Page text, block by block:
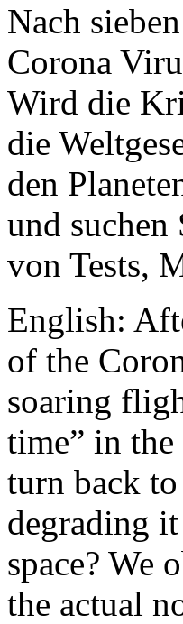
Nach
Corona
Wird die
die
den
und suchen
von Tests,
English:
of the
soaring
time” in
turn back
degrading
space? We
the actual